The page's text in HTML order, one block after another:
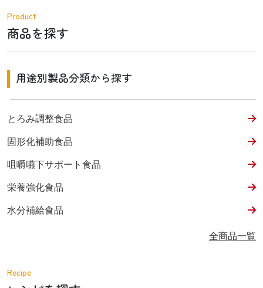
Product
商品を探す
用途別製品分類から探す
とろみ調整食品
固形化補助食品
咀嚼嚥下サポート食品
栄養強化食品
水分補給食品
全商品一覧
Recipe